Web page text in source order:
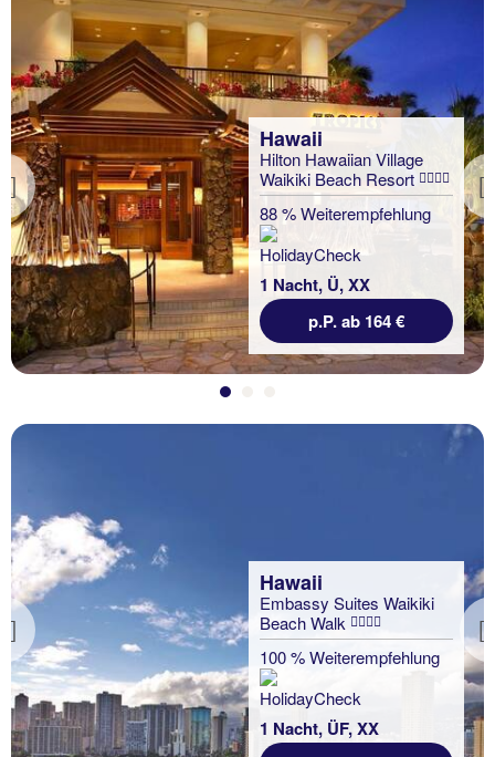
Previous
Hawaii
Hilton Hawaiian Village
Waikiki Beach Resort
88 % Weiterempfehlung
1 Nacht, Ü, XX
p.P. ab 164 €
Previous
Hawaii
Embassy Suites Waikiki
Beach Walk
100 % Weiterempfehlung
1 Nacht, ÜF, XX